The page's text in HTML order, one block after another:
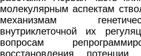
молекулярным аспектам
механизмам
внутриклеточной их
вопросам
восстановления потенции